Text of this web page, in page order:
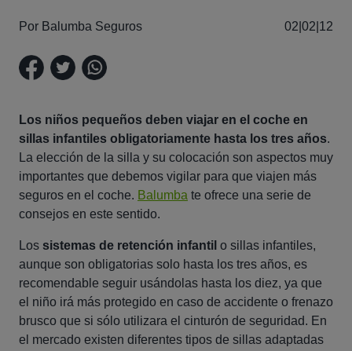
Por Balumba Seguros 02|02|12
Los niños pequeños deben viajar en el coche en
sillas infantiles obligatoriamente hasta los tres años.
La elección de la silla y su colocación son aspectos muy
importantes que debemos vigilar para que viajen más
seguros en el coche. Balumba te ofrece una serie de
consejos en este sentido.
Los sistemas de retención infantil o sillas infantiles,
aunque son obligatorias solo hasta los tres años, es
recomendable seguir usándolas hasta los diez, ya que
el niño irá más protegido en caso de accidente o frenazo
brusco que si sólo utilizara el cinturón de seguridad. En
el mercado existen diferentes tipos de sillas adaptadas